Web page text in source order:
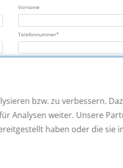
Vorname
Telefonnummer*
Ich habe die aktuelle
bzw. zu verbessern.
Analysen weiter. Unsere
haben oder die sie